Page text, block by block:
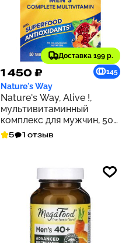
Доставка 199 р.
1 450 ₽ 145
Nature's Way
Nature's Way, Alive !,
мультивитаминный
комплекс для мужчин, 50
таблеток
5 1 отзыв